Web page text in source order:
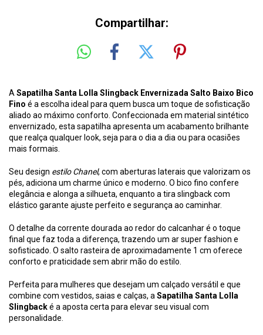
Compartilhar:
A Sapatilha Santa Lolla Slingback Envernizada Salto Baixo Bico
Fino é a escolha ideal para quem busca um toque de sofisticação
aliado ao máximo conforto. Confeccionada em material sintético
envernizado, esta sapatilha apresenta um acabamento brilhante
que realça qualquer look, seja para o dia a dia ou para ocasiões
mais formais.
Seu design estilo Chanel, com aberturas laterais que valorizam os
pés, adiciona um charme único e moderno. O bico fino confere
elegância e alonga a silhueta, enquanto a tira slingback com
elástico garante ajuste perfeito e segurança ao caminhar.
O detalhe da corrente dourada ao redor do calcanhar é o toque
final que faz toda a diferença, trazendo um ar super fashion e
sofisticado. O salto rasteira de aproximadamente 1 cm oferece
conforto e praticidade sem abrir mão do estilo.
Perfeita para mulheres que desejam um calçado versátil e que
combine com vestidos, saias e calças, a Sapatilha Santa Lolla
Slingbacké a aposta certa para elevar seu visual com
personalidade.